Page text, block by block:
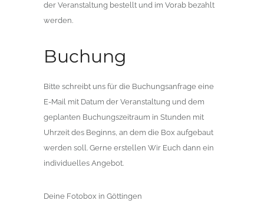
der Veranstaltung bestellt und im Vorab bezahlt
werden.
Buchung
Bitte schreibt uns für die Buchungsanfrage eine
E-Mail mit Datum der Veranstaltung und dem
geplanten Buchungszeitraum in Stunden mit
Uhrzeit des Beginns, an dem die Box aufgebaut
werden soll. Gerne erstellen Wir Euch dann ein
individuelles Angebot.
Deine Fotobox in Göttingen